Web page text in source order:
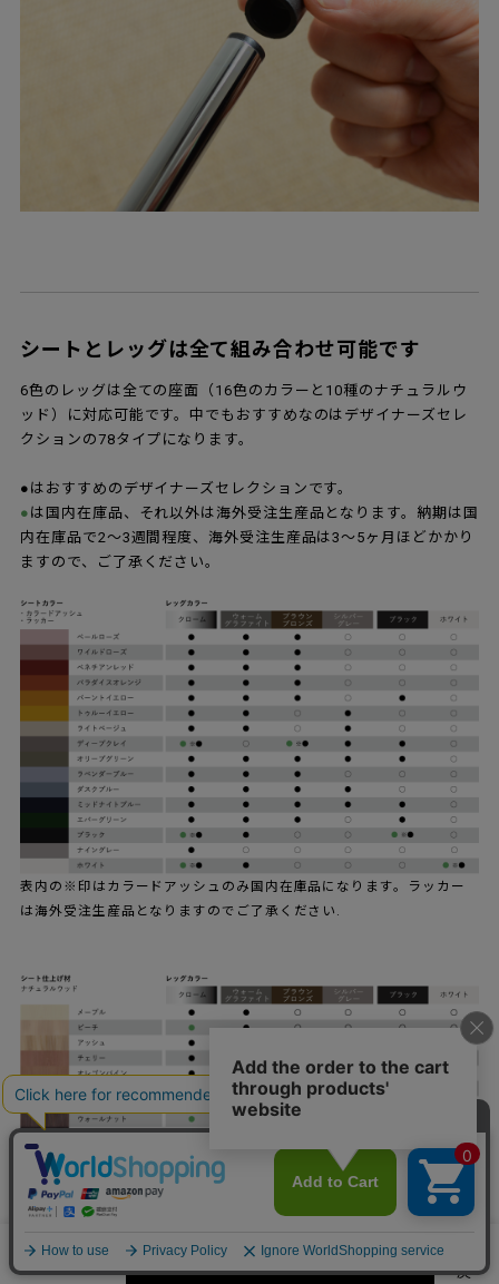
数量 カートに入れる
シートとレッグは全て組み合わせ可能です
6色のレッグは全ての座面（16色のカラーと10種のナチュラルウ
ッド）に対応可能です。中でもおすすめなのはデザイナーズセレ
クションの78タイプになります。
●はおすすめのデザイナーズセレクションです。
● は国内在庫品、それ以外は海外受注生産品となります。納期は国
内在庫品で2～3週間程度、海外受注生産品は3～5ヶ月ほどかかり
ますので、ご了承ください。
表内の※印はカラードアッシュのみ国内在庫品になります。ラッカー
は海外受注生産品となりますのでご了承ください.
※フロントパディング、フルパディングにも、7色のレッグカラーは対
応可能です。
※アイテム欄にない仕様をご希望のお客様は、お問い合わせフォーム
よりご連絡ください。